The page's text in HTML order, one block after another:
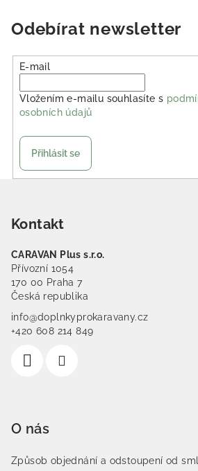
Odebírat newsletter
E-mail
Vložením e-mailu souhlasíte s
osobních údajů
Přihlásit se
Kontakt
CARAVAN Plus s.r.o.
Přívozní 1054
170 00 Praha 7
Česká republika
info@doplnkyprokaravany.cz
+420 608 214 849
O nás
Způsob objednání a odstoupení od